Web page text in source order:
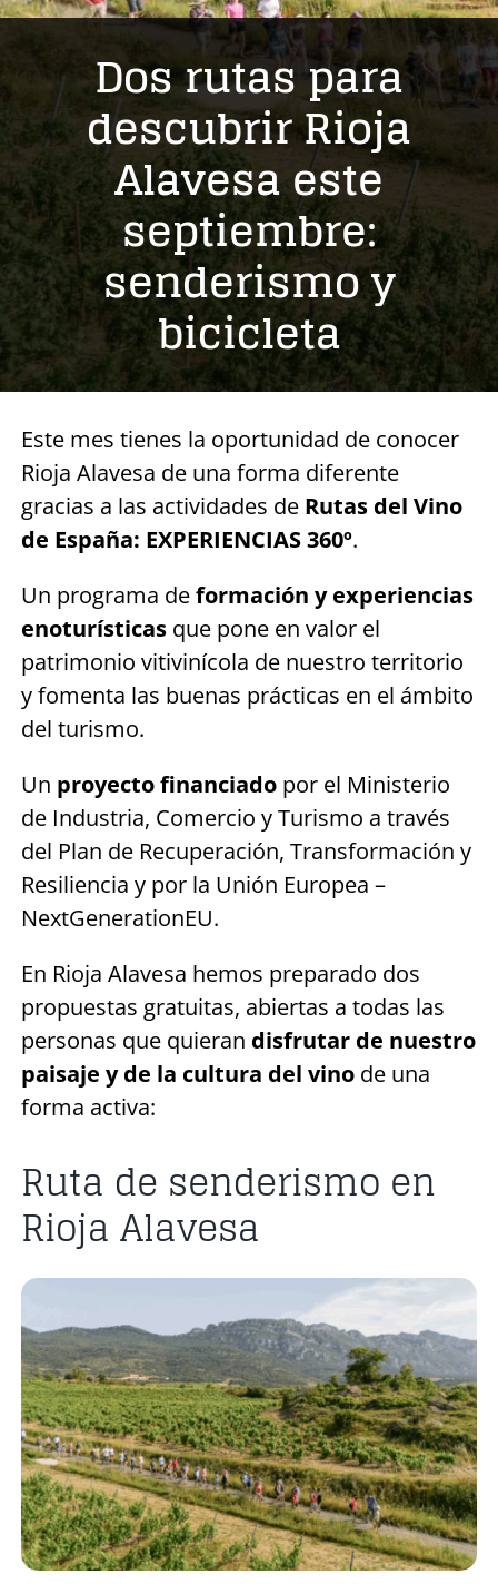
Dos rutas para
descubrir Rioja
Alavesa este
septiembre:
senderismo y
bicicleta
Este mes tienes la oportunidad de conocer
Rioja Alavesa de una forma diferente
gracias a las actividades de Rutas del Vino
de España: EXPERIENCIAS 360º.
Un programa deformación y experiencias
enoturísticasque pone en valor el
patrimonio vitivinícola de nuestro territorio
y fomenta las buenas prácticas en el ámbito
del turismo.
Un proyecto financiadopor el Ministerio
de Industria, Comercio y Turismo a través
del Plan de Recuperación, Transformación y
Resiliencia y por la Unión Europea –
NextGenerationEU.
En Rioja Alavesa hemos preparado dos
propuestas gratuitas, abiertas a todas las
personas que quieran disfrutar de nuestro
paisaje y de la cultura del vinode una
forma activa:
Ruta de senderismo en
Rioja Alavesa